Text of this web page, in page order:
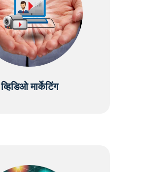
व्हिडिओ मार्केटिंग